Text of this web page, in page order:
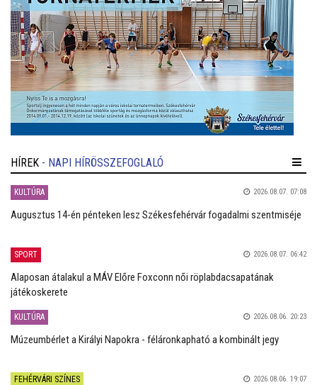
HÍREK - NAPI HÍRÖSSZEFOGLALÓ
KULTÚRA 2026.08.07. 07:08
Augusztus 14-én pénteken lesz Székesfehérvár fogadalmi szentmiséje
SPORT 2026.08.07. 06:42
Alaposan átalakul a MÁV Előre Foxconn női röplabdacsapatának
játékoskerete
KULTÚRA 2026.08.06. 20:23
Múzeumbérlet a Királyi Napokra - féláronkapható a kombinált jegy
FEHÉRVÁRI SZÍNES 2026.08.06. 19:07